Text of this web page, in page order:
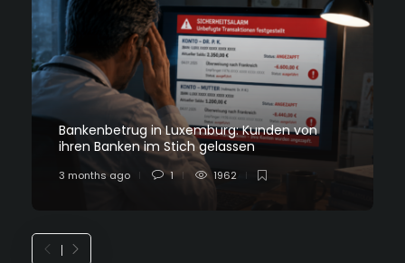
Bankenbetrug in Luxemburg: Kunden von
ihren Banken im Stich gelassen
3 months ago 1 1962